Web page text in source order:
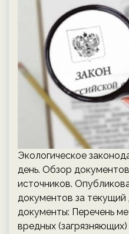
Экологическое
день. Обзор
источников.
документов за
документы: Перечень
вредных